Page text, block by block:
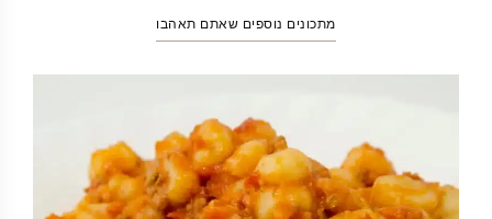
מתכונים נוספים שאתם תאהבו